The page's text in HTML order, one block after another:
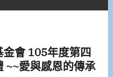
會 105年度第四
~~愛與感恩的傳承